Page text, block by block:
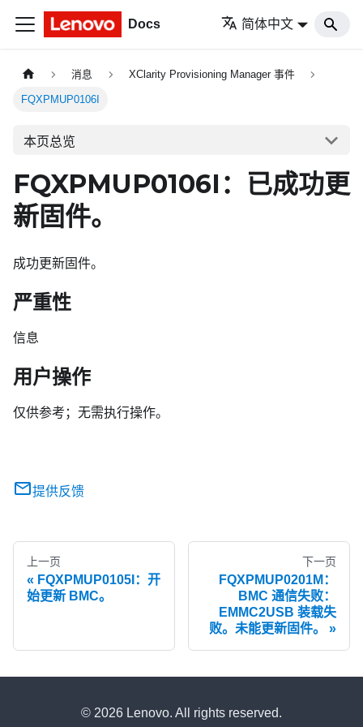
Docs 简体中文
消息 XClarity Provisioning Manager 事件
FQXPMUP0106I
本页总览
FQXPMUP0106I：已成功更
新固件。
成功更新固件。
严重性
信息
用户操作
仅供参考；无需执行操作。
提供反馈
上一页
FQXPMUP0105I：开
始更新 BMC。
下一页
FQXPMUP0201M：
BMC 通信失败：
EMMC2USB 装载失
败。未能更新固件。
© 2026 Lenovo. All rights reserved.